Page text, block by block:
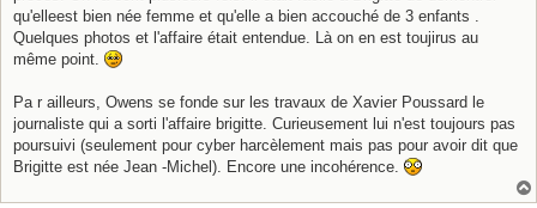
qu'elleest bien née femme et qu'elle a bien accouché de 3 enfants .
Quelques photos et l'affaire était entendue. Là on en est toujirus au
même point.
Pa r ailleurs, Owens se fonde sur les travaux de Xavier Poussard le
journaliste qui a sorti l'affaire brigitte. Curieusement lui n'est toujours pas
poursuivi (seulement pour cyber harcèlement mais pas pour avoir dit que
Brigitte est née Jean -Michel). Encore une incohérence.